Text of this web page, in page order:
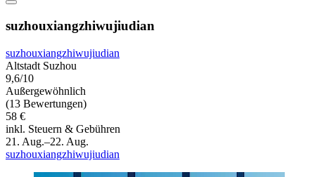
suzhouxiangzhiwujiudian
suzhouxiangzhiwujiudian
Altstadt Suzhou
9,6/10
Außergewöhnlich
(13 Bewertungen)
58 €
inkl. Steuern & Gebühren
21. Aug.–22. Aug.
suzhouxiangzhiwujiudian